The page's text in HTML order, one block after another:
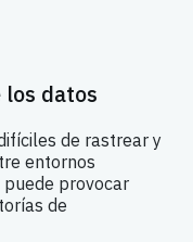
los datos
de rastrear y
entornos
provocar
de